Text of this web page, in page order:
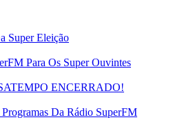
Super Eleição
Para Os Super Ouvintes
ENCERRADO!
Da Rádio SuperFM